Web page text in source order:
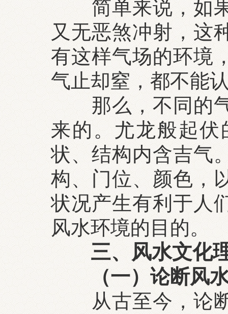
简单来说，如果
又无恶煞冲射，这
有这样气场的环境
气止却窒，都不能
那么，不同的气
来的。尤龙般起
状、结构内含吉气
构、门位、颜色，
状况产生有利于人
风水环境的目的。
三、风水文化
（一）论断风水
从古至今，论断